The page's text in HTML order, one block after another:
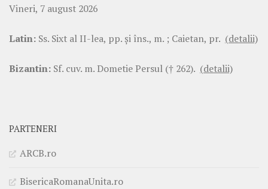
Vineri, 7 august 2026
Latin: Ss. Sixt al II-lea, pp. şi îns., m. ; Caietan, pr. (detalii)
Bizantin: Sf. cuv. m. Dometie Persul († 262). (detalii)
PARTENERI
ARCB.ro
BisericaRomanaUnita.ro